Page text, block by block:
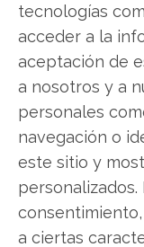
tecnologías
acceder a la
aceptación de
a nosotros y a
personales
navegación o
este sitio y
a ciertas
Alphabet:
Alphabet
Compartir